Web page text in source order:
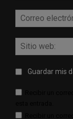
Guardar mis